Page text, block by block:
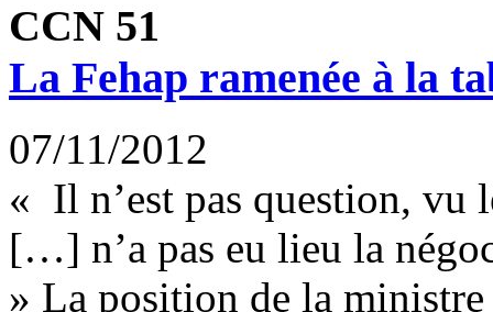
CCN 51
La Fehap ramenée à la
07/11/2012
« Il n’est pas question, vu
[…] n’a pas eu lieu la
» La position de la